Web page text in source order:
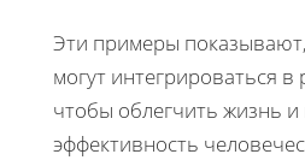
Эти примеры
могут интегрироваться
чтобы облегчить жизнь
эффективность